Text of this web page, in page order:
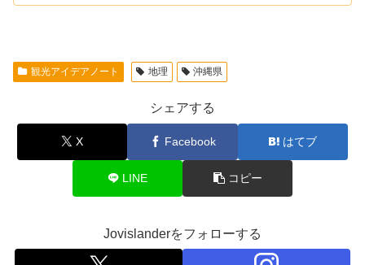
観光アイデアノート 地理 沖縄県
シェアする
X Facebook はてブ
LINE コピー
Jovislanderをフォローする